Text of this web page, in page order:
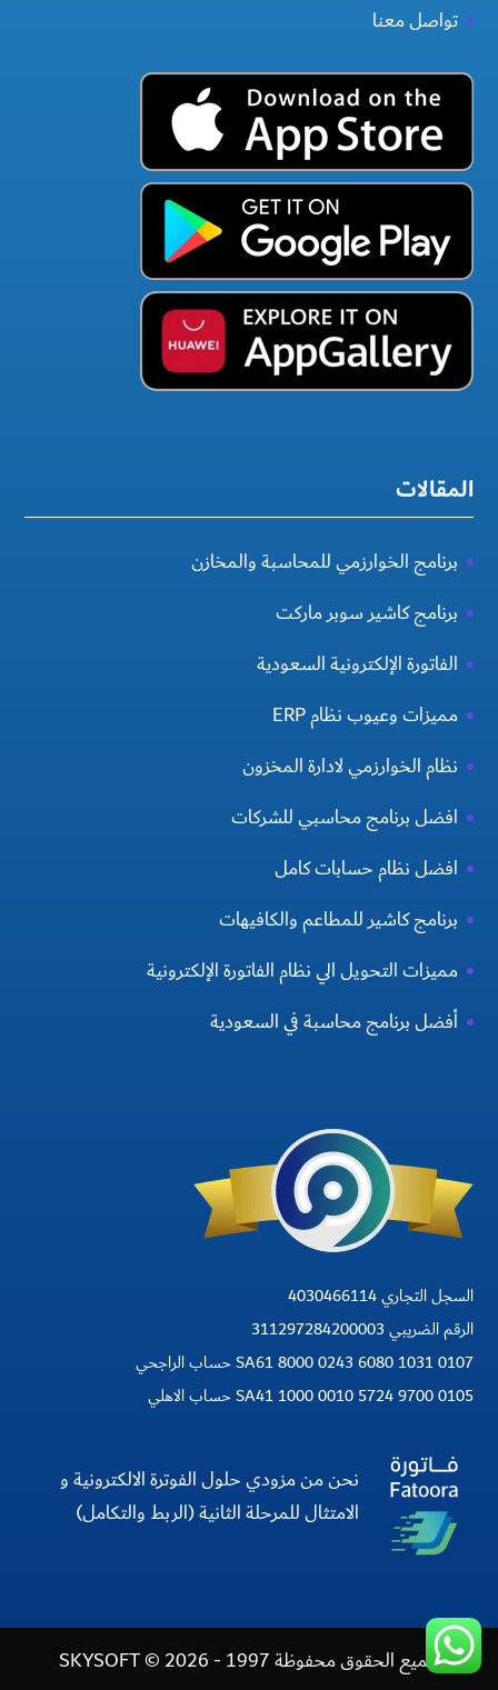
تواصل معنا
المقالات
برنامج الخوارزمي للمحاسبة والمخازن
برنامج كاشير سوبر ماركت
الفاتورة الإلكترونية السعودية
مميزات وعيوب نظام ERP
نظام الخوارزمي لادارة المخزون
افضل برنامج محاسبي للشركات
افضل نظام حسابات كامل
برنامج كاشير للمطاعم والكافيهات
مميزات التحويل الي نظام الفاتورة الإلكترونية
أفضل برنامج محاسبة في السعودية
السجل التجاري 4030466114
الرقم الضريبي 311297284200003
SA61 8000 0243 6080 1031 0107 حساب الراجحي
SA41 1000 0010 5724 9700 0105 حساب الاهلي
نحن من مزودي حلول الفوترة الالكترونية و
الامتثال للمرحلة الثانية (الربط والتكامل)
جميع الحقوق محفوظة 1997 - 2026 © SKYSOFT